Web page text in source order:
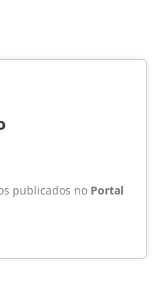
publicados no Portal